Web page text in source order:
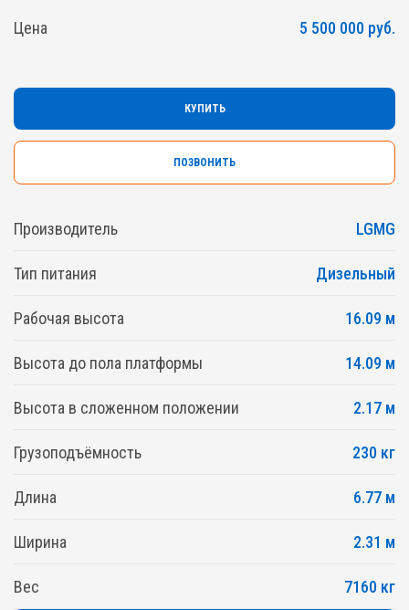
Цена 5 500 000 руб.
КУПИТЬ
ПОЗВОНИТЬ
Производитель LGMG
Тип питания Дизельный
Рабочая высота 16.09 м
Высота до пола платформы 14.09 м
Высота в сложенном положении 2.17 м
Грузоподъёмность 230 кг
Длина 6.77 м
Ширина 2.31 м
Вес 7160 кг